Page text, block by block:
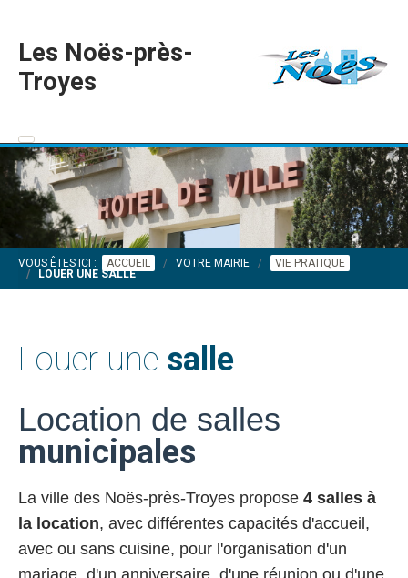
Les Noës-près-
Troyes
VOUS ÊTES ICI : ACCUEIL VOTRE MAIRIE
VIE PRATIQUE
LOUER UNE SALLE
Louer une salle
Location de salles
municipales
La ville des Noës-près-Troyes propose 4 salles à
la location, avec différentes capacités d'accueil,
avec ou sans cuisine, pour l'organisation d'un
mariage, d'un anniversaire, d'une réunion ou d'une